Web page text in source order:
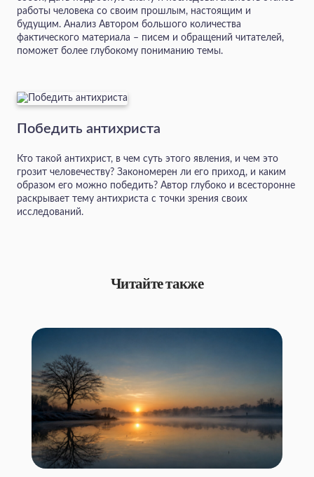
работы человека со своим прошлым, настоящим и
будущим. Анализ Автором большого количества
фактического материала – писем и обращений читателей,
поможет более глубокому пониманию темы.
Победить антихриста
Кто такой антихрист, в чем суть этого явления, и чем это
грозит человечеству? Закономерен ли его приход, и каким
образом его можно победить? Автор глубоко и всесторонне
раскрывает тему антихриста с точки зрения своих
исследований.
Читайте также